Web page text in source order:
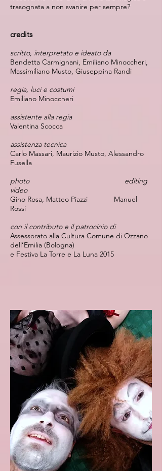
trasognata a non svanire per sempre?
credits
scritto, interpretato e ideato da
Bendetta Carmignani, Emiliano Minoccheri,
Massimiliano Musto, Giuseppina Randi
regia, luci e costumi
Emiliano Minoccheri
assistente alla regia
Valentina Scocca
assistenza tecnica
Carlo Massari, Maurizio Musto, Alessandro
Fusella
photo editing
video
Gino Rosa, Matteo Piazzi Manuel
Rossi
con il contributo e il patrocinio di
Assessorato alla Cultura Comune di Ozzano
dell’Emilia (Bologna)
e Festiva La Torre e La Luna 2015